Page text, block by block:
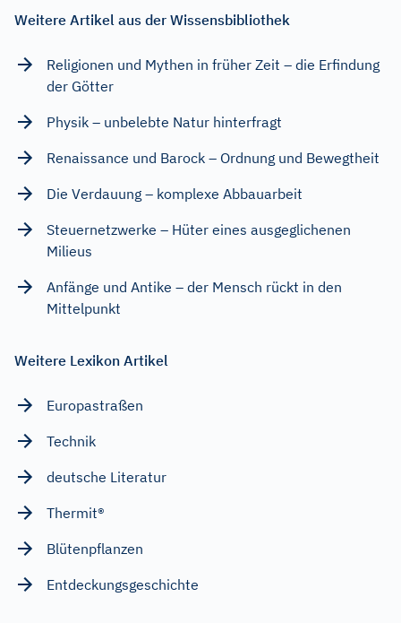
Weitere Artikel aus der Wissensbibliothek
Religionen und Mythen in früher Zeit – die Erfindung
der Götter
Physik – unbelebte Natur hinterfragt
Renaissance und Barock – Ordnung und Bewegtheit
Die Verdauung – komplexe Abbauarbeit
Steuernetzwerke – Hüter eines ausgeglichenen
Milieus
Anfänge und Antike – der Mensch rückt in den
Mittelpunkt
Weitere Lexikon Artikel
Europastraßen
Technik
deutsche Literatur
Thermit®
Blütenpflanzen
Entdeckungsgeschichte